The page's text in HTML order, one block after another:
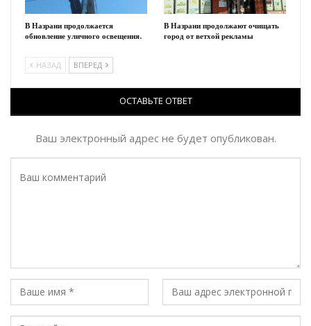
В Назрани продолжается
обновление уличного освещения.
В Назрани продолжают очищать
город от ветхой рекламы
НАЗАД ВПЕРЕД
ОСТАВЬТЕ ОТВЕТ
Ваш электронный адрес не будет опубликован.